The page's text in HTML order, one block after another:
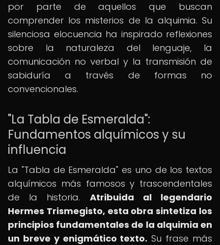
por parte de aquellos que buscan
comprender los misterios de la alquimia. Su
silenciosa elocuencia ha inspirado reflexiones
sobre la naturaleza del lenguaje, la
comunicación no verbal y la transmisión de
sabiduría a través de formas no
convencionales.
"La Tabla de Esmeralda":
Fundamentos alquímicos y su
influencia
La "Tabla de Esmeralda" es uno de los textos
alquímicos más famosos y trascendentales
de la historia. Atribuida al legendario
Hermes Trismegisto, esta obra sintetiza los
principios fundamentales de la alquimia en
un breve y enigmático texto. Su frase más